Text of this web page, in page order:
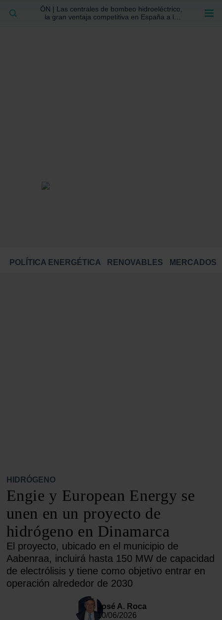
ÓN | Las centrales de bombeo hidroeléctrico,
la gran ventaja competitiva en España a la
POLÍTICA ENERGÉTICA RENOVABLES MERCADOS
BUSCAR
HIDRÓGENO
Engie y European Energy se
unen en un proyecto de
hidrógeno en Dinamarca
El proyecto, ubicado en el municipio de
Aabenraa, incluirá hasta 150 MW de capacidad
de electrólisis y tiene como objetivo entrar en
operación alrededor de 2030
José A. Roca
10/06/2026